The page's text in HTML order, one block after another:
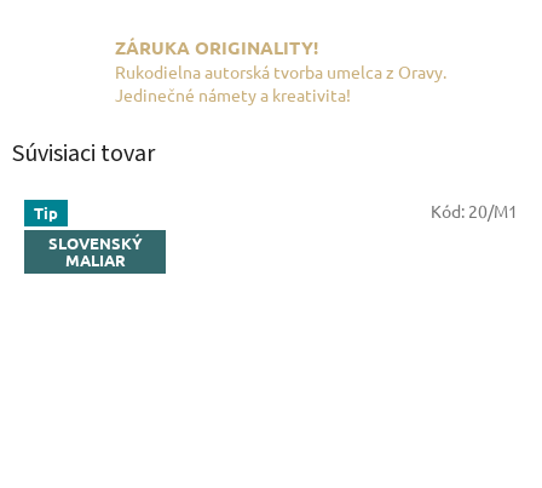
ZÁRUKA ORIGINALITY!
Rukodielna autorská tvorba umelca z Oravy.
Jedinečné námety a kreativita!
Súvisiaci tovar
Tip
SLOVENSKÝ
MALIAR
Kód: 20/M1